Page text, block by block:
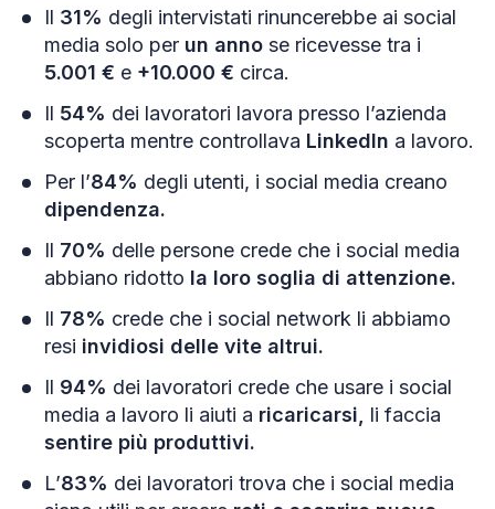
Il 31% degli intervistati rinuncerebbe ai social
media solo per un anno se ricevesse tra i
5.001 € e +10.000 € circa.
Il 54% dei lavoratori lavora presso l’azienda
scoperta mentre controllava LinkedIn a lavoro.
Per l’84% degli utenti, i social media creano
dipendenza.
Il 70% delle persone crede che i social media
abbiano ridotto la loro soglia di attenzione.
Il 78% crede che i social network li abbiamo
resi invidiosi delle vite altrui.
Il 94% dei lavoratori crede che usare i social
media a lavoro li aiuti a ricaricarsi, li faccia
sentire più produttivi.
L’83% dei lavoratori trova che i social media